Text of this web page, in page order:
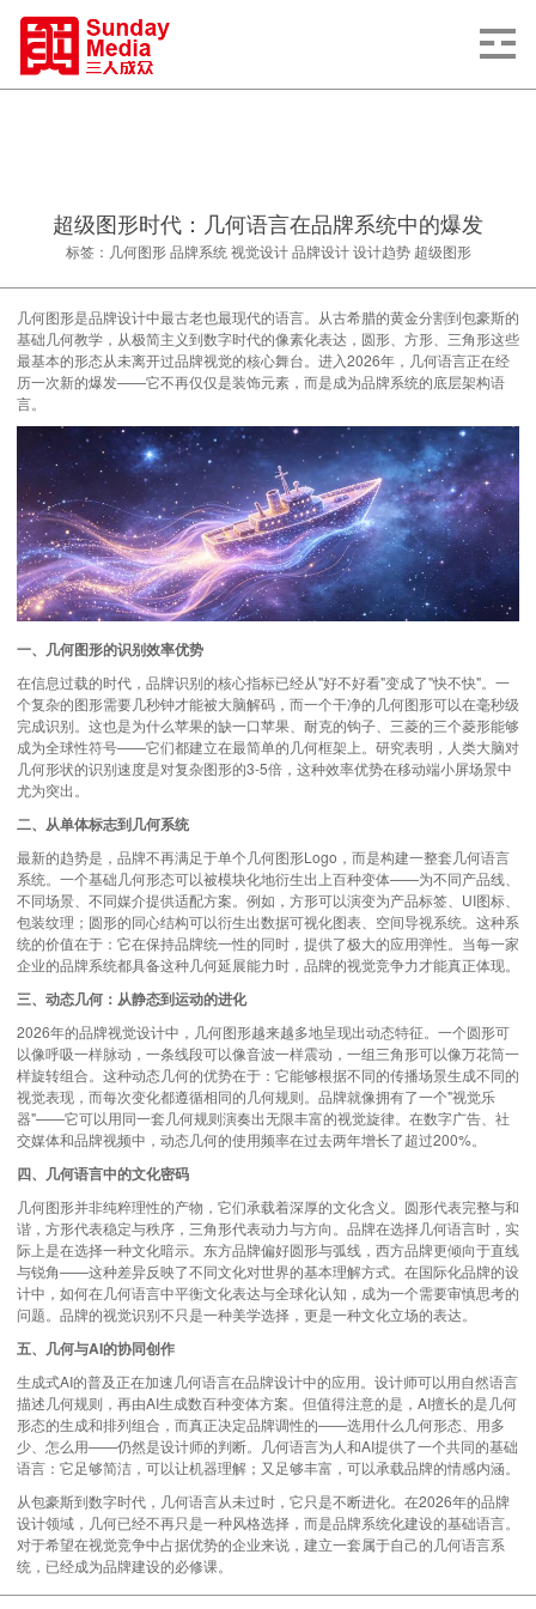
超级图形时代：几何语言在品牌系统中的爆发
标签：几何图形 品牌系统 视觉设计 品牌设计 设计趋势 超级图形
几何图形是品牌设计中最古老也最现代的语言。从古希腊的黄金分割到包豪斯的
基础几何教学，从极简主义到数字时代的像素化表达，圆形、方形、三角形这些
最基本的形态从未离开过品牌视觉的核心舞台。进入2026年，几何语言正在经
历一次新的爆发——它不再仅仅是装饰元素，而是成为品牌系统的底层架构语
言。
一、几何图形的识别效率优势
在信息过载的时代，品牌识别的核心指标已经从"好不好看"变成了"快不快"。一
个复杂的图形需要几秒钟才能被大脑解码，而一个干净的几何图形可以在毫秒级
完成识别。这也是为什么苹果的缺一口苹果、耐克的钩子、三菱的三个菱形能够
成为全球性符号——它们都建立在最简单的几何框架上。研究表明，人类大脑对
几何形状的识别速度是对复杂图形的3-5倍，这种效率优势在移动端小屏场景中
尤为突出。
二、从单体标志到几何系统
最新的趋势是，品牌不再满足于单个几何图形Logo，而是构建一整套几何语言
系统。一个基础几何形态可以被模块化地衍生出上百种变体——为不同产品线、
不同场景、不同媒介提供适配方案。例如，方形可以演变为产品标签、UI图标、
包装纹理；圆形的同心结构可以衍生出数据可视化图表、空间导视系统。这种系
统的价值在于：它在保持品牌统一性的同时，提供了极大的应用弹性。当每一家
企业的品牌系统都具备这种几何延展能力时，品牌的视觉竞争力才能真正体现。
三、动态几何：从静态到运动的进化
2026年的品牌视觉设计中，几何图形越来越多地呈现出动态特征。一个圆形可
以像呼吸一样脉动，一条线段可以像音波一样震动，一组三角形可以像万花筒一
样旋转组合。这种动态几何的优势在于：它能够根据不同的传播场景生成不同的
视觉表现，而每次变化都遵循相同的几何规则。品牌就像拥有了一个"视觉乐
器"——它可以用同一套几何规则演奏出无限丰富的视觉旋律。在数字广告、社
交媒体和品牌视频中，动态几何的使用频率在过去两年增长了超过200%。
四、几何语言中的文化密码
几何图形并非纯粹理性的产物，它们承载着深厚的文化含义。圆形代表完整与和
谐，方形代表稳定与秩序，三角形代表动力与方向。品牌在选择几何语言时，实
际上是在选择一种文化暗示。东方品牌偏好圆形与弧线，西方品牌更倾向于直线
与锐角——这种差异反映了不同文化对世界的基本理解方式。在国际化品牌的设
计中，如何在几何语言中平衡文化表达与全球化认知，成为一个需要审慎思考的
问题。品牌的视觉识别不只是一种美学选择，更是一种文化立场的表达。
五、几何与AI的协同创作
生成式AI的普及正在加速几何语言在品牌设计中的应用。设计师可以用自然语言
描述几何规则，再由AI生成数百种变体方案。但值得注意的是，AI擅长的是几何
形态的生成和排列组合，而真正决定品牌调性的——选用什么几何形态、用多
少、怎么用——仍然是设计师的判断。几何语言为人和AI提供了一个共同的基础
语言：它足够简洁，可以让机器理解；又足够丰富，可以承载品牌的情感内涵。
从包豪斯到数字时代，几何语言从未过时，它只是不断进化。在2026年的品牌
设计领域，几何已经不再只是一种风格选择，而是品牌系统化建设的基础语言。
对于希望在视觉竞争中占据优势的企业来说，建立一套属于自己的几何语言系
统，已经成为品牌建设的必修课。